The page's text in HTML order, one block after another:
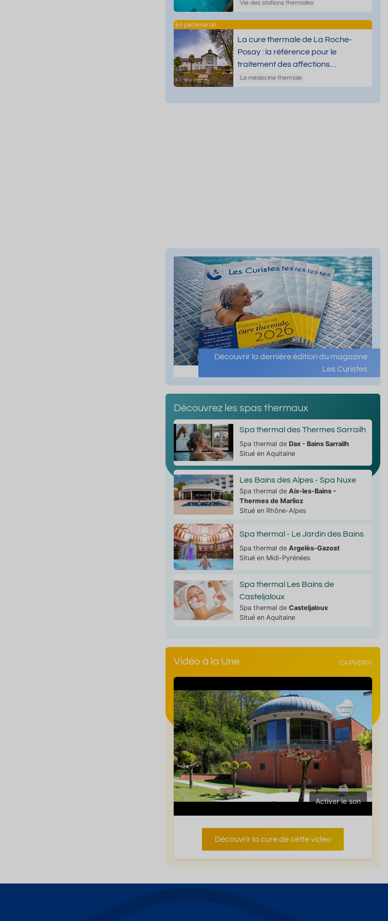
Vie des stations thermales
La cure thermale de La Roche-
Posay : la référence pour le
traitement des affections
dermatologiques
La médecine thermale
Découvrir la dernière édition du magazine
Les Curistes
Découvrez les spas thermaux
Spa thermal des Thermes Sarrailh
Spa thermal de Dax - Bains Sarrailh
Situé en Aquitaine
Les Bains des Alpes - Spa Nuxe
Spa thermal de Aix-les-Bains -
Thermes de Marlioz
Situé en Rhône-Alpes
Spa thermal - Le Jardin des Bains
Spa thermal de Argelès-Gazost
Situé en Midi-Pyrénées
Spa thermal Les Bains de
Casteljaloux
Spa thermal de Casteljaloux
Situé en Aquitaine
Vidéo à la Une CAPVERN
Activer le son
Découvrir la cure de cette video